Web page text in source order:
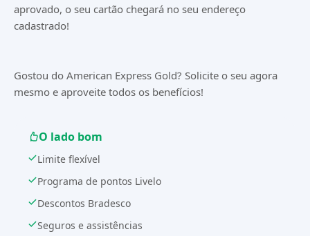
aprovado, o seu cartão chegará no seu endereço
cadastrado!
Gostou do American Express Gold? Solicite o seu agora
mesmo e aproveite todos os benefícios!
O lado bom
Limite flexível
Programa de pontos Livelo
Descontos Bradesco
Seguros e assistências